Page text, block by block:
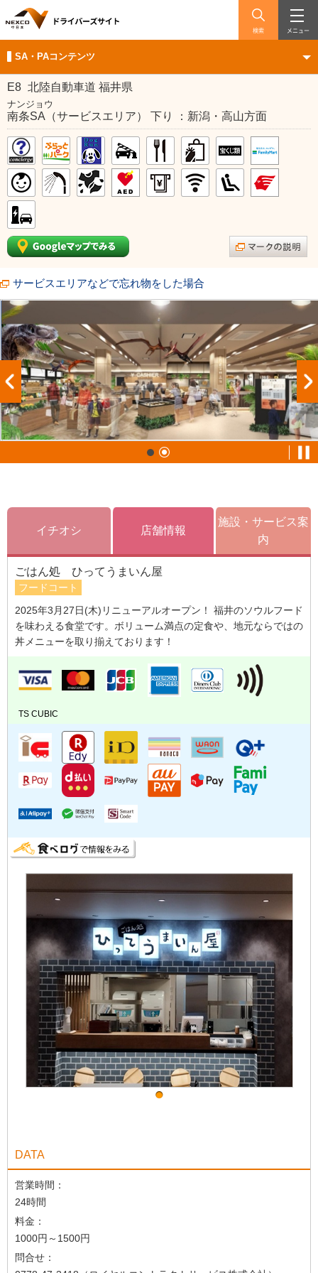
検索 メニュー
SA・PAコンテンツ
E8 北陸自動車道 福井県
ナンジョウ
南条SA（サービスエリア） 下り ：新潟・高山方面
サービスエリアなどで忘れ物をした場合
イチオシ 店舗情報
施設・サービス案
内
ごはん処 ひってうまいん屋
フードコート
2025年3月27日(木)リニューアルオープン！ 福井のソウルフード
を味わえる食堂です。ボリューム満点の定食や、地元ならではの
丼メニューを取り揃えております！
TS CUBIC
DATA
営業時間：
24時間
料金：
1000円～1500円
問合せ：